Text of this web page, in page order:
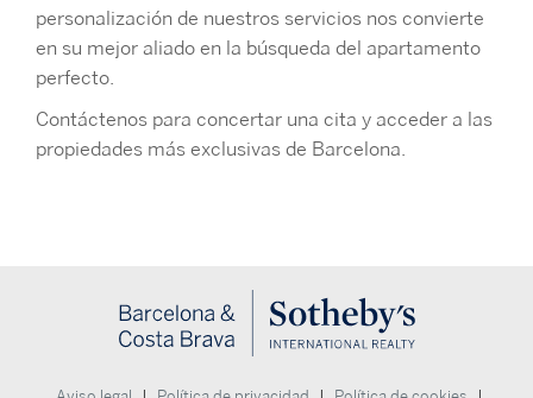
personalización de nuestros servicios nos convierte
en su mejor aliado en la búsqueda del apartamento
perfecto.
Contáctenos para concertar una cita y acceder a las
propiedades más exclusivas de Barcelona.